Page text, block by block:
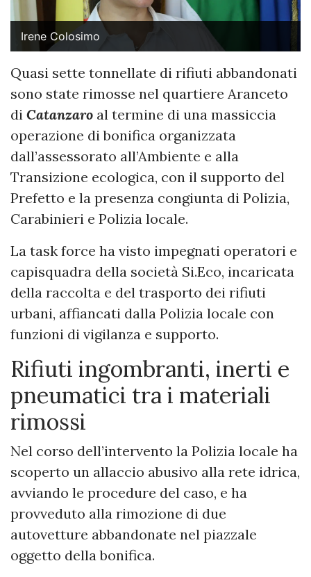
Irene Colosimo
Quasi sette tonnellate di rifiuti abbandonati
sono state rimosse nel quartiere Aranceto
di Catanzaro al termine di una massiccia
operazione di bonifica organizzata
dall’assessorato all’Ambiente e alla
Transizione ecologica, con il supporto del
Prefetto e la presenza congiunta di Polizia,
Carabinieri e Polizia locale.
La task force ha visto impegnati operatori e
capisquadra della società Si.Eco, incaricata
della raccolta e del trasporto dei rifiuti
urbani, affiancati dalla Polizia locale con
funzioni di vigilanza e supporto.
Rifiuti ingombranti, inerti e
pneumatici tra i materiali
rimossi
Nel corso dell’intervento la Polizia locale ha
scoperto un allaccio abusivo alla rete idrica,
avviando le procedure del caso, e ha
provveduto alla rimozione di due
autovetture abbandonate nel piazzale
oggetto della bonifica.